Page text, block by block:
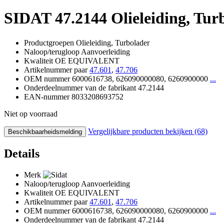
SIDAT47.2144 Olieleiding,
Productgroepen Olieleiding, Turbolader
Naloop/terugloop Aanvoerleiding
Kwaliteit OE EQUIVALENT
Artikelnummer paar 47.601 , 47.706
OEM nummer 6000616738, 626090000080, 6260900000 ...
Onderdeelnummer van de fabrikant 47.2144
EAN-nummer 8033208693752
Niet op voorraad
Beschikbaarheidsmelding Vergelijkbare producten bekijken (68)
Details
Merk
Naloop/terugloop Aanvoerleiding
Kwaliteit OE EQUIVALENT
Artikelnummer paar 47.601 , 47.706
OEM nummer 6000616738, 626090000080, 6260900000 ...
Onderdeelnummer van de fabrikant 47.2144